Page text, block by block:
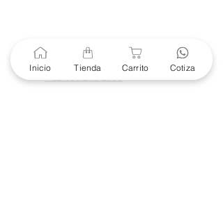
Soporte Garantías
Contacto solo por Whatsapp
+52 686 216 2330
Inicio Tienda Carrito Cotiza